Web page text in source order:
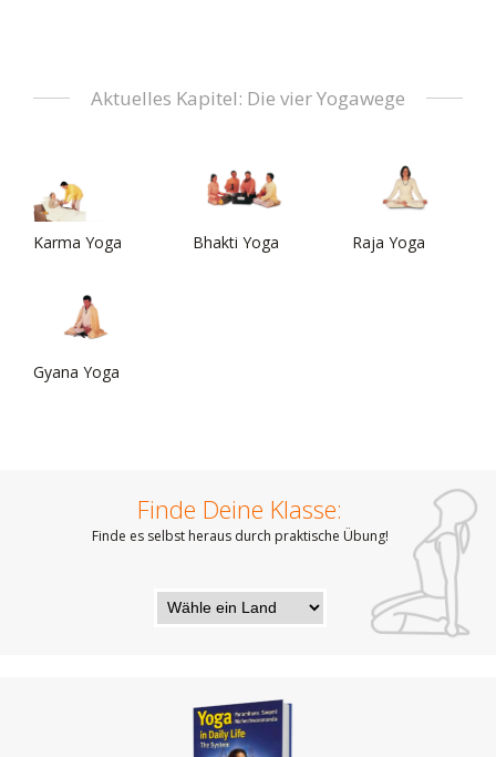
Aktuelles Kapitel: Die vier Yogawege
Karma Yoga Bhakti Yoga Raja Yoga
Gyana Yoga
Finde Deine Klasse:
Finde es selbst heraus durch praktische Übung!